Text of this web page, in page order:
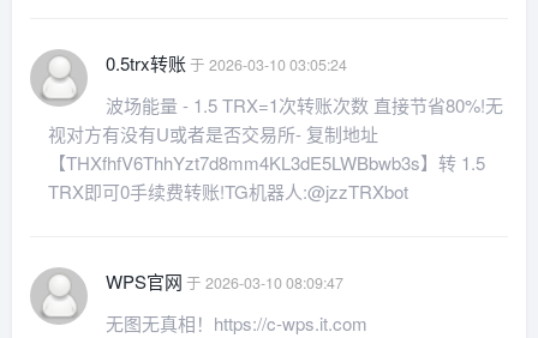
0.5trx转账于 2026-03-10 03:05:24
波场能量 - 1.5 TRX=1次转账次数 直接节省80%!无
视对方有没有U或者是否交易所- 复制地址
【THXfhfV6ThhYzt7d8mm4KL3dE5LWBbwb3s】转 1.5
TRX即可0手续费转账!TG机器人:@jzzTRXbot
WPS官网 于 2026-03-10 08:09:47
无图无真相！https://c-wps.it.com